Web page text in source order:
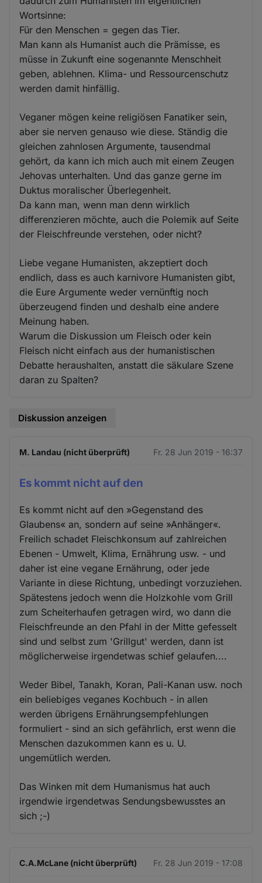
Wortsinne:
Für den Menschen = gegen das Tier.
Man kann als Humanist auch die Prämisse, es
müsse in Zukunft eine sogenannte Menschheit
geben, ablehnen. Klima- und Ressourcenschutz
werden damit hinfällig.
Veganer mögen keine religiösen Fanatiker sein,
aber sie nerven genauso wie diese. Ständig die
gleichen zahnlosen Argumente, tausendmal
gehört, da kann ich mich auch mit einem Zeugen
Jehovas unterhalten. Und das ganze gerne im
Duktus moralischer Überlegenheit.
Da kann man, wenn man denn wirklich
differenzieren möchte, auch die Polemik auf Seite
der Fleischfreunde verstehen, oder nicht?
Liebe vegane Humanisten, akzeptiert doch
endlich, dass es auch karnivore Humanisten gibt,
die Eure Argumente weder vernünftig noch
überzeugend finden und deshalb eine andere
Meinung haben.
Warum die Diskussion um Fleisch oder kein
Fleisch nicht einfach aus der humanistischen
Debatte heraushalten, anstatt die säkulare Szene
daran zu Spalten?
Diskussion anzeigen
M. Landau (nicht überprüft) Fr. 28 Jun 2019 - 16:37
Es kommt nicht auf den
Es kommt nicht auf den »Gegenstand des
Glaubens« an, sondern auf seine »Anhänger«.
Freilich schadet Fleischkonsum auf zahlreichen
Ebenen - Umwelt, Klima, Ernährung usw. - und
daher ist eine vegane Ernährung, oder jede
Variante in diese Richtung, unbedingt vorzuziehen.
Spätestens jedoch wenn die Holzkohle vom Grill
zum Scheiterhaufen getragen wird, wo dann die
Fleischfreunde an den Pfahl in der Mitte gefesselt
sind und selbst zum 'Grillgut' werden, dann ist
möglicherweise irgendetwas schief gelaufen....
Weder Bibel, Tanakh, Koran, Pali-Kanan usw. noch
ein beliebiges veganes Kochbuch - in allen
werden übrigens Ernährungsempfehlungen
formuliert - sind an sich gefährlich, erst wenn die
Menschen dazukommen kann es u. U.
ungemütlich werden.
Das Winken mit dem Humanismus hat auch
irgendwie irgendetwas Sendungsbewusstes an
sich ;-)
C.A.McLane (nicht überprüft) Fr. 28 Jun 2019 - 17:08